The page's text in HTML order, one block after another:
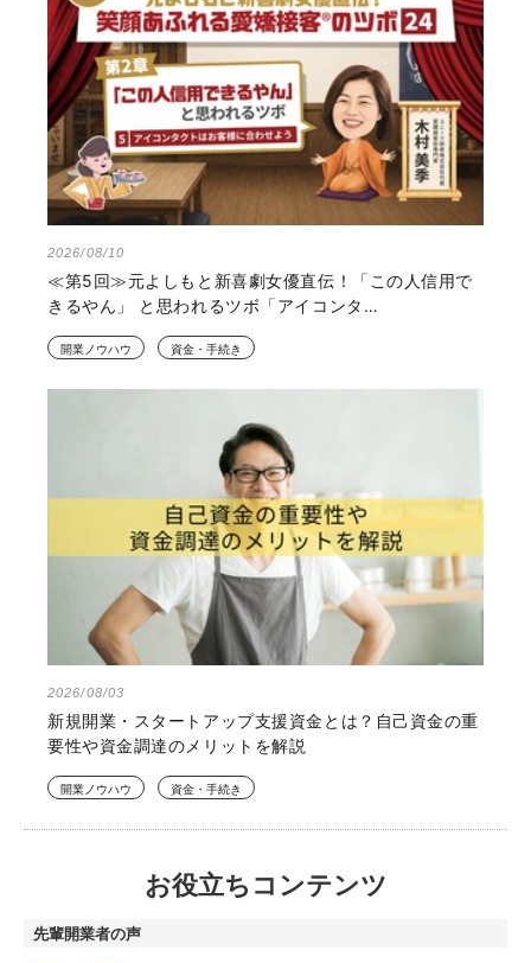
2026/08/10
≪第5回≫元よしもと新喜劇女優直伝！「この人信用で
きるやん」 と思われるツボ「アイコンタ…
開業ノウハウ 資金・手続き
2026/08/03
新規開業・スタートアップ支援資金とは？自己資金の重
要性や資金調達のメリットを解説
開業ノウハウ 資金・手続き
お役立ちコンテンツ
先輩開業者の声